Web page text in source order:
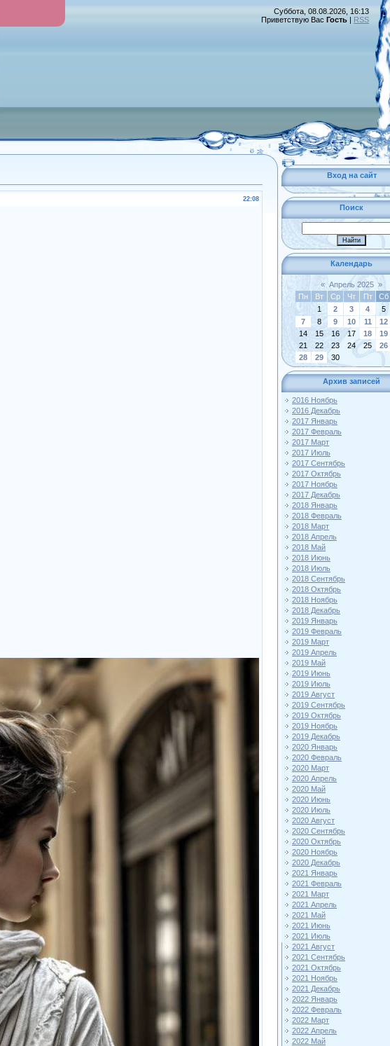
Суббота, 08.08.2026, 16:13
Приветствую Вас Гость | RSS
22:08
Вход на сайт
Поиск
Календарь
« Апрель 2025 »
Пн
Вт Ср Чт Пт
Сб
1
2 3 4
5
7
8 9 10 11
12
14
15 16 17 18
19
21
22 23 24 25
26
28
29 30
Архив записей
2016 Ноябрь
2016 Декабрь
2017 Январь
2017 Февраль
2017 Март
2017 Июль
2017 Сентябрь
2017 Октябрь
2017 Ноябрь
2017 Декабрь
2018 Январь
2018 Февраль
2018 Март
2018 Апрель
2018 Май
2018 Июнь
2018 Июль
2018 Сентябрь
2018 Октябрь
2018 Ноябрь
2018 Декабрь
2019 Январь
2019 Февраль
2019 Март
2019 Апрель
2019 Май
2019 Июнь
2019 Июль
2019 Август
2019 Сентябрь
2019 Октябрь
2019 Ноябрь
2019 Декабрь
2020 Январь
2020 Февраль
2020 Март
2020 Апрель
2020 Май
2020 Июнь
2020 Июль
2020 Август
2020 Сентябрь
2020 Октябрь
2020 Ноябрь
2020 Декабрь
2021 Январь
2021 Февраль
2021 Март
2021 Апрель
2021 Май
2021 Июнь
2021 Июль
2021 Август
2021 Сентябрь
2021 Октябрь
2021 Ноябрь
2021 Декабрь
2022 Январь
2022 Февраль
2022 Март
2022 Апрель
2022 Май